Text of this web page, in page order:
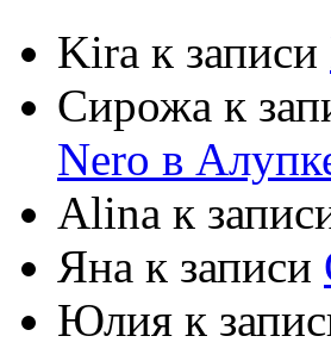
Kira к записи
Сирожа к
Nero в
Alina к
Яна к записи
Юлия к